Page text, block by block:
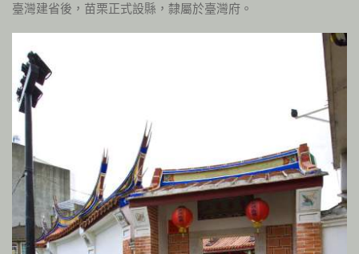
臺灣建省後，苗栗正式設縣，隸屬於臺灣府。